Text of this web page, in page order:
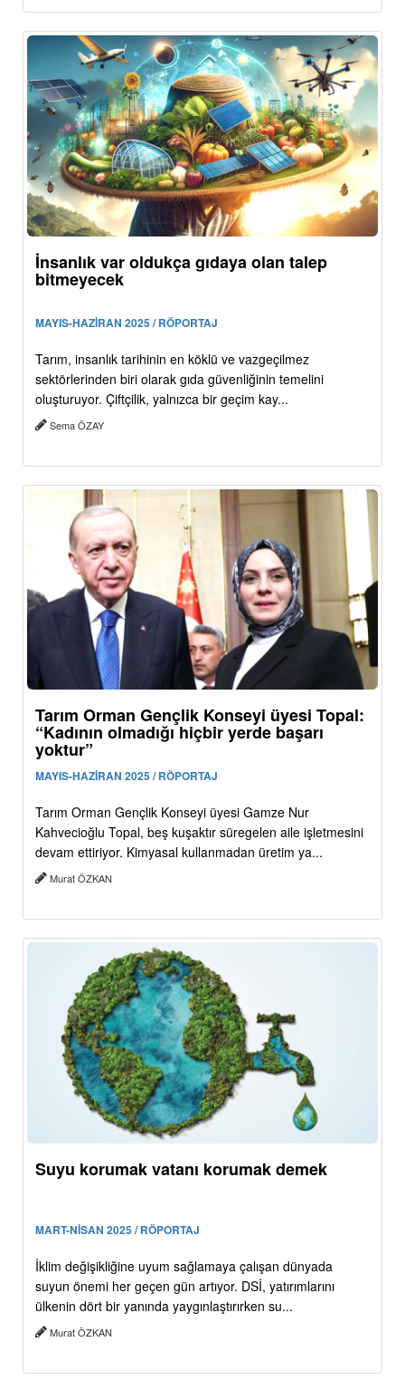
İnsanlık var oldukça gıdaya olan talep
bitmeyecek
MAYIS-HAZİRAN 2025 / RÖPORTAJ
Tarım, insanlık tarihinin en köklü ve vazgeçilmez
sektörlerinden biri olarak gıda güvenliğinin temelini
oluşturuyor. Çiftçilik, yalnızca bir geçim kay...
Sema ÖZAY
Tarım Orman Gençlik Konseyi üyesi Topal:
“Kadının olmadığı hiçbir yerde başarı
yoktur”
MAYIS-HAZİRAN 2025 / RÖPORTAJ
Tarım Orman Gençlik Konseyi üyesi Gamze Nur
Kahvecioğlu Topal, beş kuşaktır süregelen aile işletmesini
devam ettiriyor. Kimyasal kullanmadan üretim ya...
Murat ÖZKAN
Suyu korumak vatanı korumak demek
MART-NİSAN 2025 / RÖPORTAJ
İklim değişikliğine uyum sağlamaya çalışan dünyada
suyun önemi her geçen gün artıyor. DSİ, yatırımlarını
ülkenin dört bir yanında yaygınlaştırırken su...
Murat ÖZKAN